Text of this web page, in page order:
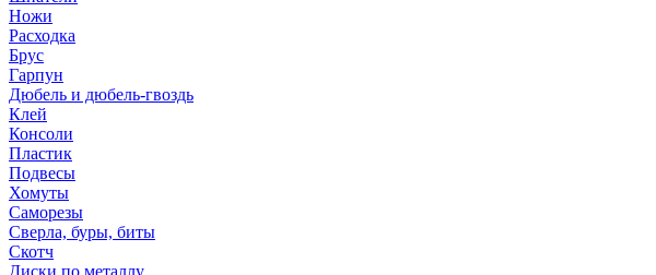
Ножи
Расходка
Брус
Гарпун
Дюбель и дюбель-гвоздь
Клей
Консоли
Пластик
Подвесы
Хомуты
Саморезы
Сверла, буры, биты
Скотч
Диски по металлу